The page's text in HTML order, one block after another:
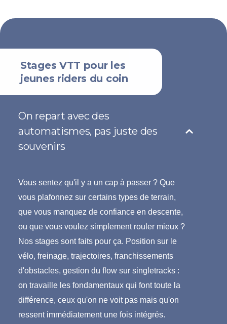
Stages VTT pour les
jeunes riders du coin
On repart avec des
automatismes, pas juste des
souvenirs
Vous sentez qu'il y a un cap à passer ? Que
vous plafonnez sur certains types de terrain,
que vous manquez de confiance en descente,
ou que vous voulez simplement rouler mieux ?
Nos stages sont faits pour ça. Position sur le
vélo, freinage, trajectoires, franchissements
d'obstacles, gestion du flow sur singletracks :
on travaille les fondamentaux qui font toute la
différence, ceux qu'on ne voit pas mais qu'on
ressent immédiatement une fois intégrés.